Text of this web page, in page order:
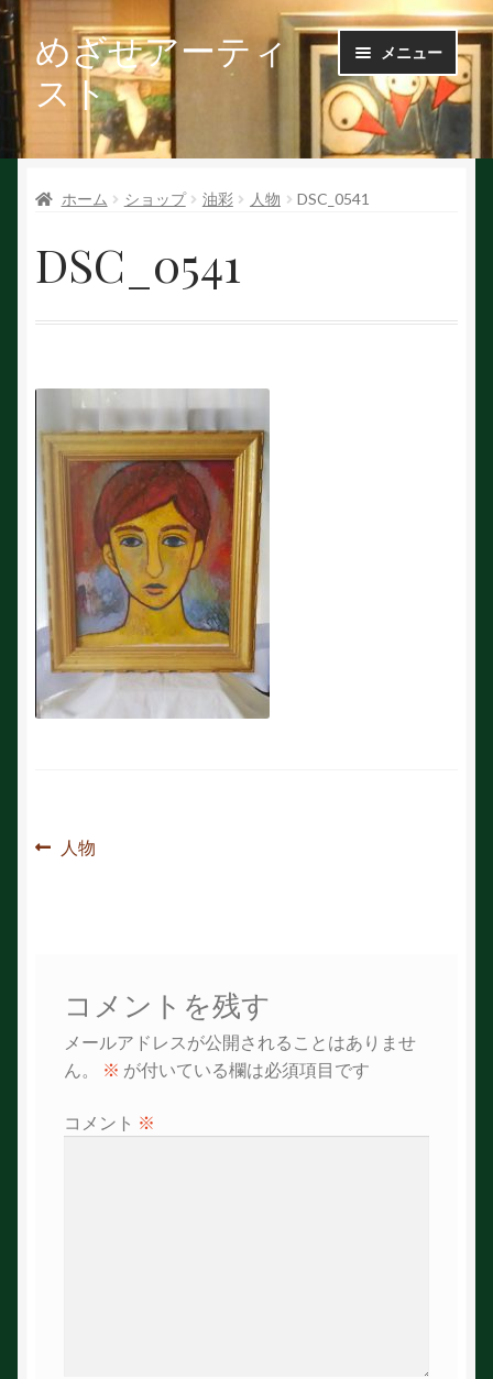
ナ
ビ
ゲ
ン
ス
キ
ッ
コ
ン
テ
ス
ッ
プ
めざせアーティ
スト
メニュー
Ｑ＆Ａ
お問い合せ
会社概要
作家で探す
初めての方へ
絵を探す
ホーム ショップ 油彩 人物 DSC_0541
DSC_0541
投
ゲ
ー
ョ
前
人物
コメントを残す
メールアドレスが公開されることはありませ
ん。
※ が付いている欄は必須項目です
コメント ※